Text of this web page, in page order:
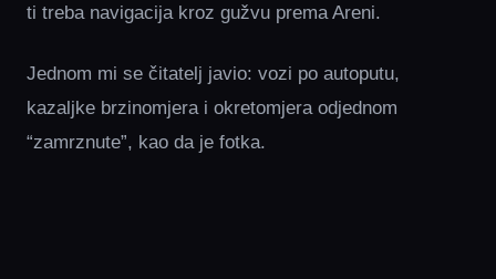
ti treba navigacija kroz gužvu prema Areni.
Jednom mi se čitatelj javio: vozi po autoputu,
kazaljke brzinomjera i okretomjera odjednom
“zamrznute”, kao da je fotka.